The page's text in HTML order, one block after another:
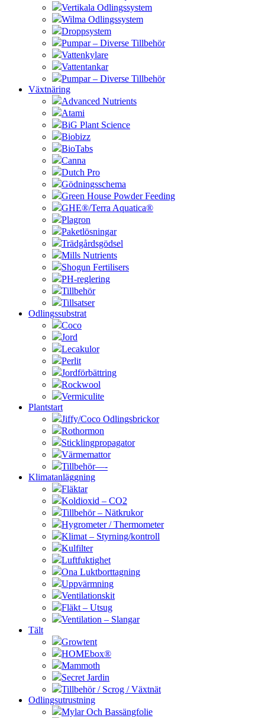
Vertikala Odlingssystem
Wilma Odlingssystem
Droppsystem
Pumpar – Diverse Tillbehör
Vattenkylare
Vattentankar
Pumpar – Diverse Tillbehör
Växtnäring
Advanced Nutrients
Atami
BiG Plant Science
Biobizz
BioTabs
Canna
Dutch Pro
Gödningsschema
Green House Powder Feeding
GHE®/Terra Aquatica®
Plagron
Paketlösningar
Trädgårdsgödsel
Mills Nutrients
Shogun Fertilisers
PH-reglering
Tillbehör
Tillsatser
Odlingssubstrat
Coco
Jord
Lecakulor
Perlit
Jordförbättring
Rockwool
Vermiculite
Plantstart
Jiffy/Coco Odlingsbrickor
Rothormon
Sticklingpropagator
Värmemattor
Tillbehör—-
Klimatanläggning
Fläktar
Koldioxid – CO2
Tillbehör – Nätkrukor
Hygrometer / Thermometer
Klimat – Styrning/kontroll
Kulfilter
Luftfuktighet
Ona Luktborttagning
Uppvärmning
Ventilationskit
Fläkt – Utsug
Ventilation – Slangar
Tält
Growtent
HOMEbox®
Mammoth
Secret Jardin
Tillbehör / Scrog / Växtnät
Odlingsutrustning
Mylar Och Bassängfolie